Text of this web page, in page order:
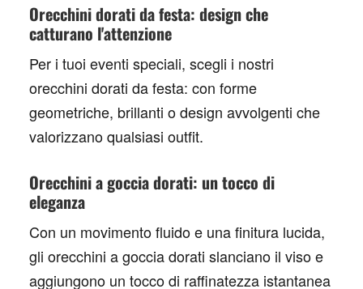
Orecchini dorati da festa: design che
catturano l'attenzione
Per i tuoi eventi speciali, scegli i nostri
orecchini dorati da festa: con forme
geometriche, brillanti o design avvolgenti che
valorizzano qualsiasi outfit.
Orecchini a goccia dorati: un tocco di
eleganza
Con un movimento fluido e una finitura lucida,
gli orecchini a goccia dorati slanciano il viso e
aggiungono un tocco di raffinatezza istantanea